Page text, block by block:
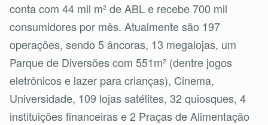
conta com 44 mil m² de ABL e recebe 700 mil
consumidores por mês. Atualmente são 197
operações, sendo 5 âncoras, 13 megalojas, um
Parque de Diversões com 551m² (dentre jogos
eletrônicos e lazer para crianças), Cinema,
Universidade, 109 lojas satélites, 32 quiosques, 4
instituições financeiras e 2 Praças de Alimentação